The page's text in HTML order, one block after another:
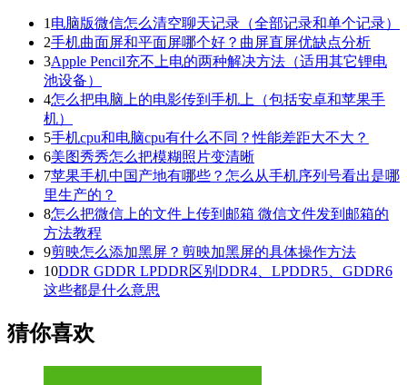
1 电脑版微信怎么清空聊天记录（全部记录和单个记录）
2手机曲面屏和平面屏哪个好？曲屏直屏优缺点分析
3Apple Pencil充不上电的两种解决方法（适用其它锂电
池设备）
4怎么把电脑上的电影传到手机上（包括安卓和苹果手
机）
5手机cpu和电脑cpu有什么不同？性能差距大不大？
6美图秀秀怎么把模糊照片变清晰
7苹果手机中国产地有哪些？怎么从手机序列号看出是哪
里生产的？
8怎么把微信上的文件上传到邮箱 微信文件发到邮箱的
方法教程
9剪映怎么添加黑屏？剪映加黑屏的具体操作方法
10DDR GDDR LPDDR区别DDR4、LPDDR5、GDDR6
这些都是什么意思
猜你喜欢